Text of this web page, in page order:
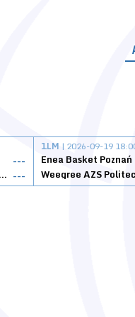
---
KSK Qemetica Noteć Inowrocław ---
1LM | 2026-09-19
Enea Basket Poznań